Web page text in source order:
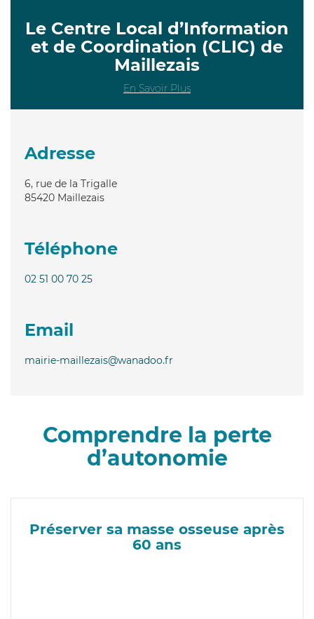
Le Centre Local d’Information
et de Coordination (CLIC) de
Maillezais
En Savoir Plus
Adresse
6, rue de la Trigalle
85420 Maillezais
Téléphone
02 51 00 70 25
Email
mairie-maillezais@wanadoo.fr
Comprendre la perte
d’autonomie
Préserver sa masse osseuse après
60 ans